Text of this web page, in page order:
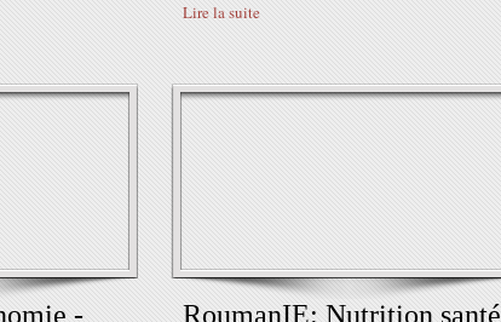
Lire la suite
- RoumanIE: Nutrition santé